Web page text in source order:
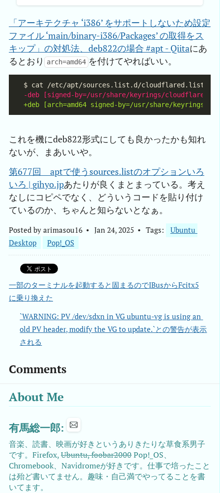
「アーキテクチャ ‘i386’ をサポートしないため設定
ファイル ‘main/binary-i386/Packages’ の取得をス
キップ」の対処法、deb822の場合 #apt - Qiitaにあ
るとおり
arch=amd64 を付けてやればいい。
これを機にdeb822形式にしても良かったかも知れ
ないが、まあいいや。
第677回　aptで使うsources.listのオプションいろ
いろ | gihyo.jpあたりが良くまとまっている。考え
なしにコピペでなく、どういうコードを貼り付け
ているのか、ちゃんと知らないとなぁ。
Posted by arimasou16 Jan 24, 2025 Tags:
Ubuntu
Desktop
Pop!_OS
一部のターミナルを起動すると固まるのでIBusからFcitx5
に乗り換えた
`WARNING: PV /dev/sdxn in VG ubuntu-vg is using an
old PV header, modify the VG to update.`との警告が表示
される
Comments
About Me
有馬総一郎:
音楽、読書、映画が好きというありきたりな草食系男子
です。Firefox,Ubuntu, foobar2000Pop!_OS、
Chromebook、Navidromeが好きです。仕事で培ったこと
は殆ど書いてません。趣味・自己満でやってることを書
いてます。